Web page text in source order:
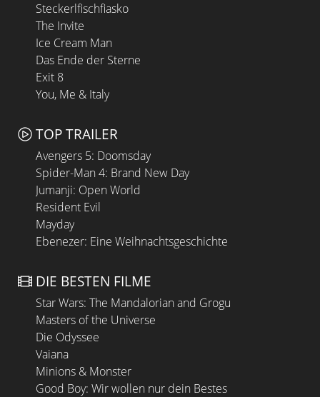
Steckerlfischfiasko
The Invite
Ice Cream Man
Das Ende der Sterne
Exit 8
You, Me & Italy
TOP TRAILER
Avengers 5: Doomsday
Spider-Man 4: Brand New Day
Jumanji: Open World
Resident Evil
Mayday
Ebenezer: Eine Weihnachtsgeschichte
DIE BESTEN FILME
Star Wars: The Mandalorian and Grogu
Masters of the Universe
Die Odyssee
Vaiana
Minions & Monster
Good Boy: Wir wollen nur dein Bestes